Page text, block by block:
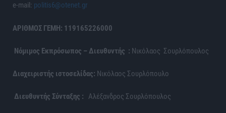
e-mail: politis6@otenet.gr
ΑΡΙΘΜΟΣ ΓΕΜΗ: 119165226000
Νόμιμος Εκπρόσωπος – Διευθυντής : Νικόλαος Σουρλόπουλος
Διαχειριστής ιστοσελίδας: Νικόλαος Σουρλόπουλο
Διευθυντής Σύνταξης : Αλέξανδρος Σουρλόπουλος